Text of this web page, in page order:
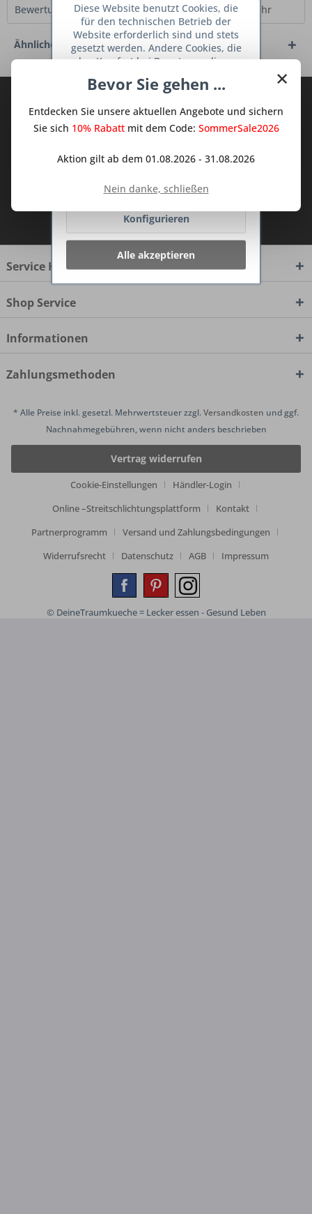
Bewertungen lesen, schreiben und diskutieren...
mehr
Ähnliche Artikel
Abonnieren Sie den kostenlosen Deine
TraumKüche Newsletter und verpassen
Sie keine Neuigkeit oder Aktion mehr aus
zur Kenntnis genommen.
Service Hotline
Shop Service
Informationen
Zahlungsmethoden
* Alle Preise inkl. gesetzl. Mehrwertsteuer zzgl.Versandkosten und ggf.
Nachnahmegebühren, wenn nicht anders beschrieben
Vertrag widerrufen
Cookie-Einstellungen
Händler-Login
Online –Streitschlichtungsplattform
Kontakt
Partnerprogramm
Versand und Zahlungsbedingungen
Widerrufsrecht
Datenschutz AGB Impressum
© DeineTraumkueche = Lecker essen - Gesund Leben
×
Bevor Sie gehen ...
Entdecken Sie unsere aktuellen Angebote und sichern
Sie sich 10% Rabattmit dem Code: SommerSale2026
Aktion gilt ab dem 01.08.2026 - 31.08.2026
Nein danke, schließen
Diese Website benutzt Cookies, die
für den technischen Betrieb der
Website erforderlich sind und stets
gesetzt werden. Andere Cookies, die
den Komfort bei Benutzung dieser
dienen oder die Interaktion mit
Netzwerken vereinfachen sollen,
werden nur mit Ihrer Zustimmung
Ablehnen
Konfigurieren
Alle akzeptieren